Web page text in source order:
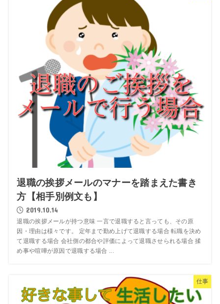
退職の挨拶メールのマナーを踏まえた書き
方【相手別例文も】
2019.10.14
退職の挨拶メールが持つ意味 一言で退職すると言っても、その原
因・理由は様々です。 定年まで勤め上げて退職する場合 転職を決め
て退職する場合 会社側の都合や評価によって退職させられる場合 揉
め事や喧嘩が原因で退職する場合 ...
仕事